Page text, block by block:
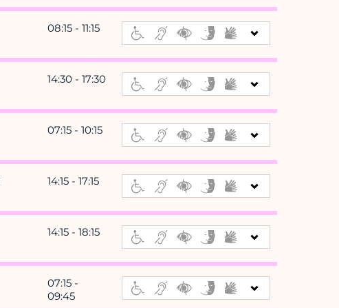
08:15 - 11:15
14:30 - 17:30
07:15 - 10:15
14:15 - 17:15
14:15 - 18:15
07:15 -
09:45